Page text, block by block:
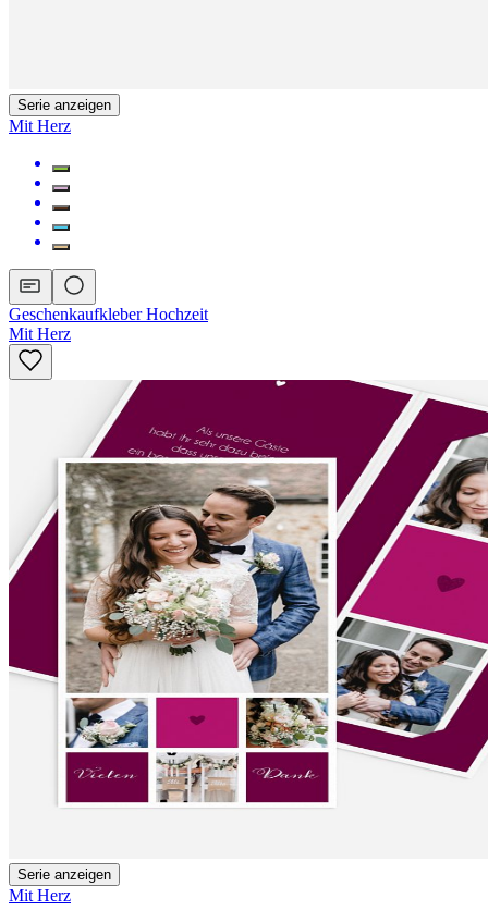
Serie anzeigen
Mit Herz
Geschenkaufkleber Hochzeit
Mit Herz
Serie anzeigen
Mit Herz